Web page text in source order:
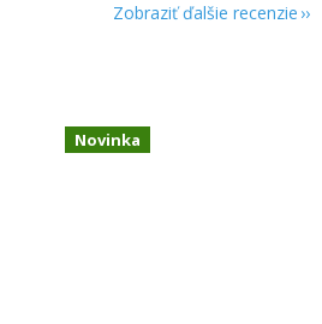
Novinka
Zobraziť ďalšie recenzie